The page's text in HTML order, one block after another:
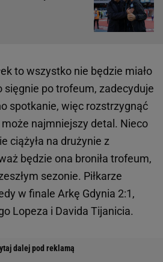
to wszystko nie będzie miało
sięgnie po trofeum, zadecyduje
spotkanie, więc rozstrzygnąć
najmniejszy detal. Nieco
ciążyła na drużynie z
będzie ona broniła trofeum,
sezonie. Piłkarze
w finale Arkę Gdynia 2:1,
Lopeza i Davida Tijanicia.